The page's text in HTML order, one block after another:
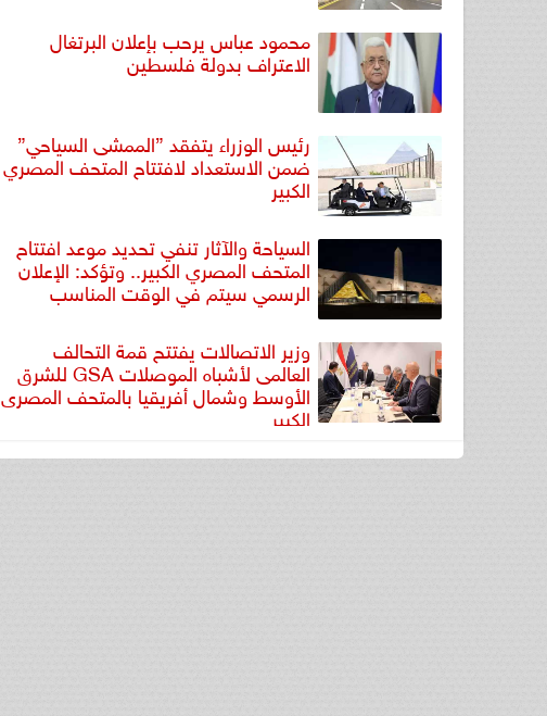
محمود عباس يرحب بإعلان البرتغال
الاعتراف بدولة فلسطين
رئيس الوزراء يتفقد ”الممشى السياحي”
ضمن الاستعداد لافتتاح المتحف المصري
الكبير
السياحة والآثار تنفي تحديد موعد افتتاح
المتحف المصري الكبير.. وتؤكد: الإعلان
الرسمي سيتم في الوقت المناسب
وزير الاتصالات يفتتح قمة التحالف
العالمى لأشباه الموصلات GSA للشرق
الأوسط وشمال أفريقيا بالمتحف المصرى
الكبير